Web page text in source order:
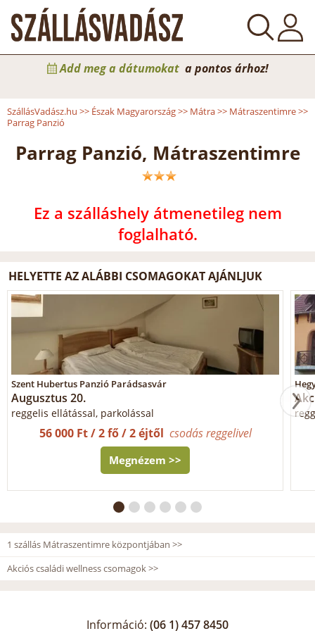
Add meg a dátumokat a pontos árhoz!
SzállásVadász.hu >> Észak Magyarország>> Mátra>> Mátraszentimre>>
Parrag Panzió
Parrag Panzió, Mátraszentimre
Ez a szálláshely átmenetileg nem
foglalható.
HELYETTE AZ ALÁBBI CSOMAGOKAT AJÁNLJUK
Szent Hubertus Panzió Parádsasvár
Augusztus 20.
reggelis ellátással, parkolással
56 000 Ft / 2 fő / 2 éjtől csodás reggelivel
Megnézem >>
1 szállás Mátraszentimre központjában >>
Akciós családi wellness csomagok >>
Információ: (06 1) 457 8450